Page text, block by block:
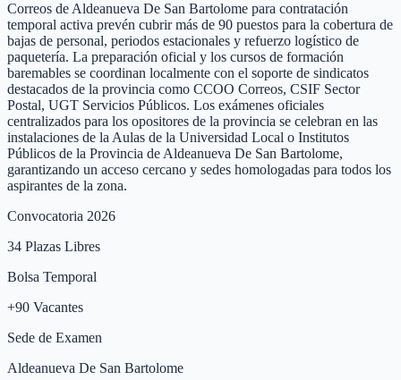
Correos de Aldeanueva De San Bartolome para contratación
temporal activa prevén cubrir más de 90 puestos para la cobertura de
bajas de personal, periodos estacionales y refuerzo logístico de
paquetería. La preparación oficial y los cursos de formación
baremables se coordinan localmente con el soporte de sindicatos
destacados de la provincia como CCOO Correos, CSIF Sector
Postal, UGT Servicios Públicos. Los exámenes oficiales
centralizados para los opositores de la provincia se celebran en las
instalaciones de la Aulas de la Universidad Local o Institutos
Públicos de la Provincia de Aldeanueva De San Bartolome,
garantizando un acceso cercano y sedes homologadas para todos los
aspirantes de la zona.
Convocatoria 2026
34 Plazas Libres
Bolsa Temporal
+90 Vacantes
Sede de Examen
Aldeanueva De San Bartolome